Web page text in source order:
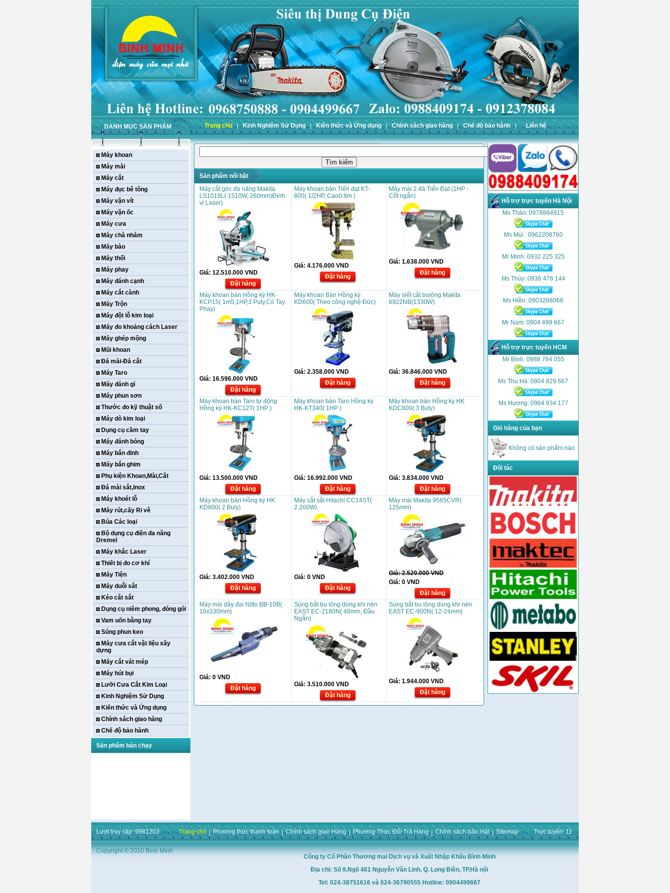
DANH MỤC SẢN PHẨM Trang chủ Kinh Nghiệm Sử Dụng Kiến thức và Ứng dụng Chính sách giao hàng Chế độ bảo hành Liên hệ
Máy khoan
Máy mài
Máy cắt
Máy đục bê tông
Máy vặn vít
Máy vặn ốc
Máy cưa
Máy chà nhám
Máy bào
Máy thổi
Máy phay
Máy đánh cạnh
Máy cắt cành
Máy Trộn
Máy đột lỗ kim loại
Máy đo khoảng cách Laser
Máy ghép mộng
Mũi khoan
Đá mài-Đá cắt
Máy Taro
Máy đánh gỉ
Máy phun sơn
Thước đo kỹ thuật số
Máy dò kim loại
Dụng cụ cầm tay
Máy đánh bóng
Máy bắn đinh
Máy bắn ghim
Phụ kiện Khoan,Mài,Cắt
Đá mài sắt,Inox
Máy khoét lỗ
Máy rút,cấy Ri vê
Búa Các loại
Bộ dụng cụ điện đa năng
Dremel
Máy khắc Laser
Thiết bị đo cơ khí
Máy Tiện
Máy duỗi sắt
Kéo cắt sắt
Dụng cụ niêm phong, đóng gói
Vam uốn bằng tay
Súng phun keo
Máy cưa cắt vật liệu xây
dựng
Máy cắt vát mép
Máy hút bụi
Lưỡi Cưa Cắt Kim Loại
Kinh Nghiệm Sử Dụng
Kiến thức và Ứng dụng
Chính sách giao hàng
Chế độ bảo hành
Sản phẩm bán chạy
Máy khoan bàn Hồng
ký HK-KCP15(
1m5,1HP,3 Puly,Có Tay
Phay)
Giá:16.596.000VND
Sản phẩm nổi bật
Máy cắt góc đa năng Makita
LS1019L( 1510W, 260mm)Đinh
vị Laser)
Giá: 12.510.000 VND
Đặt hàng
Máy khoan bàn Tiến đạt KT-
800( 1/2HP, Cao0.8m )
Giá: 4.176.000 VND
Đặt hàng
Máy mài 2 đá Tiến Đạt (1HP -
Cốt ngắn)
Giá: 1.638.000 VND
Đặt hàng
Máy khoan bàn Hồng ký HK-
KCP15( 1m5,1HP,3 Puly,Có Tay
Phay)
Giá: 16.596.000 VND
Đặt hàng
Máy khoan Bàn Hồng ký
KD600( Theo công nghệ Đức)
Giá: 2.358.000 VND
Đặt hàng
Máy siết cắt bulông Makita
6922NB(1330W)
Giá: 36.846.000 VND
Đặt hàng
Máy khoan bàn Taro tự động
Hồng ký HK-KC12T( 1HP )
Giá: 13.500.000 VND
Đặt hàng
Máy khoan bàn Taro Hồng ký
HK-KT340( 1HP )
Giá: 16.992.000 VND
Đặt hàng
Máy khoan bàn Hồng ký HK
KDC800( 3 Buly)
Giá: 3.834.000 VND
Đặt hàng
Máy khoan bàn Hồng ký HK
KD800( 2 Buly)
Giá: 3.402.000 VND
Đặt hàng
Máy cắt sắt Hitachi CC14ST(
2.200W)
Giá: 0 VND
Đặt hàng
Máy mài Makita 9565CVR(
125mm)
Giá:2.520.000VND
Giá: 0 VND
Đặt hàng
Máy mài dây đai Nitto BB-10B(
10x330mm)
Giá: 0 VND
Đặt hàng
Súng bắt bu lông dùng khi nén
EAST EC-2180N( 48mm, Đầu
Ngắn)
Giá: 3.510.000 VND
Đặt hàng
Súng bắt bu lông dùng khi nén
EAST EC-900N( 12-24mm)
Giá: 1.944.000 VND
Đặt hàng
Hỗ trợ trực tuyến Hà Nội
Ms Thảo: 0978884915
Ms Mùi : 0962208760
Mr Minh: 0932 225 325
Ms Thủy: 0936 476 144
Ms Hiền: 0903208068
Mr Nam: 0904 499 667
Hỗ trợ trực tuyến HCM
Mr Bình: 0988 764 055
Ms Thu Hà: 0904 829 667
Ms Hương: 0964 934 177
Giỏ hàng của bạn
Không có sản phẩm nào
Đối tác
Lượt truy cập: 9981203 Trang chủ Phương thức thanh toán Chính sách giao Hàng Phương Thức Đổi Trả Hàng Chính sách bảo mật Sitemap Trực tuyến: 11
Copyright © 2010 Binh Minh
Công ty Cổ Phần Thương mai Dịch vụ và Xuất Nhập Khẩu Bình Minh
Địa chỉ: Số 9,Ngõ 461 Nguyễn Văn Linh, Q. Long Biên, TP.Hà nội
Tel: 024-38751616 và 024-36790555 Hotline: 0904499667